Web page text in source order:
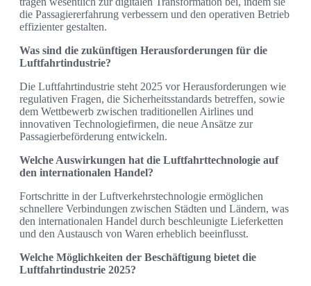
die Passagiererfahrung verbessern und den operativen Betrieb
effizienter gestalten.
Was sind die zukünftigen Herausforderungen für die
Luftfahrtindustrie?
Die Luftfahrtindustrie steht 2025 vor Herausforderungen wie
regulativen Fragen, die Sicherheitsstandards betreffen, sowie
dem Wettbewerb zwischen traditionellen Airlines und
innovativen Technologiefirmen, die neue Ansätze zur
Passagierbeförderung entwickeln.
Welche Auswirkungen hat die Luftfahrttechnologie auf
den internationalen Handel?
Fortschritte in der Luftverkehrstechnologie ermöglichen
schnellere Verbindungen zwischen Städten und Ländern, was
den internationalen Handel durch beschleunigte Lieferketten
und den Austausch von Waren erheblich beeinflusst.
Welche Möglichkeiten der Beschäftigung bietet die
Luftfahrtindustrie 2025?